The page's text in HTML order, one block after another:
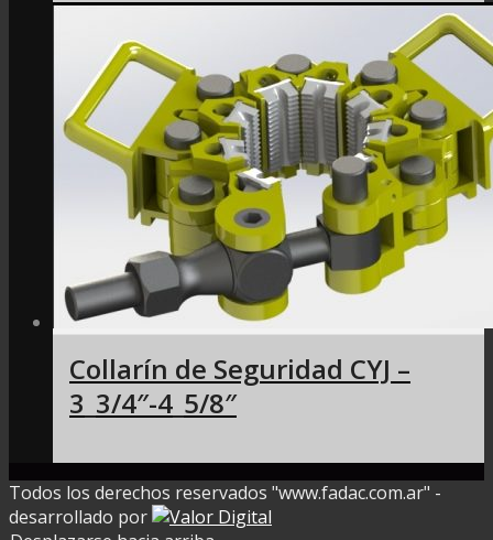
Collarín de Seguridad CYJ –
3_3/4″-4_5/8″
Todos los derechos reservados "www.fadac.com.ar" -
desarrollado por